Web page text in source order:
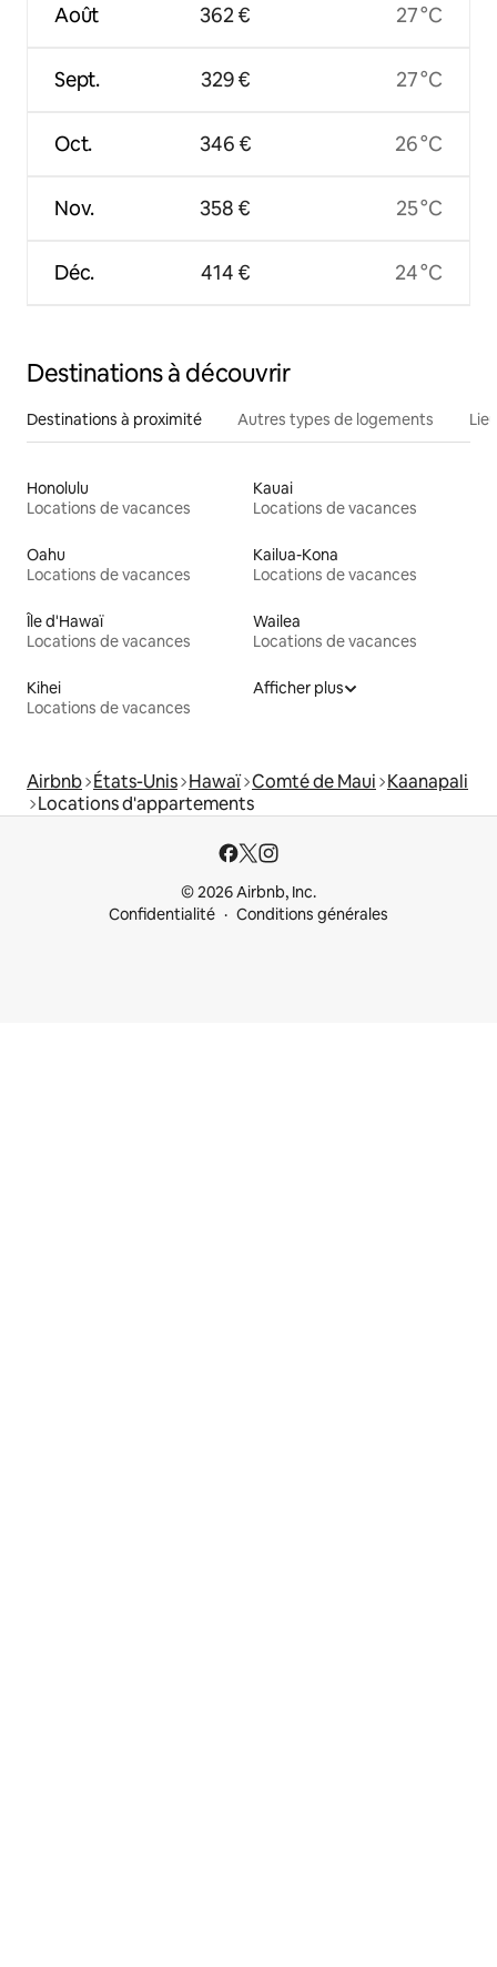
Août
Sept.
Oct.
Nov.
Déc.
362 €
329 €
346 €
358 €
414 €
27 °C
27 °C
26 °C
25 °C
24 °C
Destinations à découvrir
Destinations à proximité Autres types de logements
Honolulu
Locations de vacances
Kauai
Locations de vacances
Oahu
Locations de vacances
Kailua-Kona
Locations de vacances
Île d'Hawaï
Locations de vacances
Wailea
Locations de vacances
Kihei
Locations de vacances
Afficher plus
Airbnb États-Unis Hawaï Comté de Maui Kaanapali
Locations d'appartements
© 2026 Airbnb, Inc.
Confidentialité
Conditions générales